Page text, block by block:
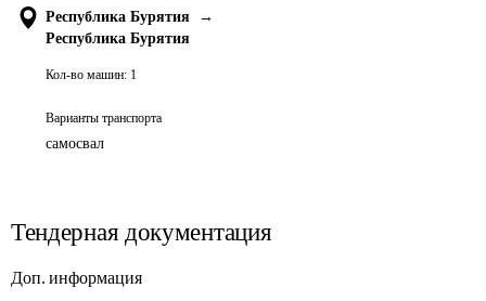
Республика Бурятия
→
Республика Бурятия
Кол-во машин: 1
Варианты транспорта
самосвал
Тендерная документация
Доп. информация